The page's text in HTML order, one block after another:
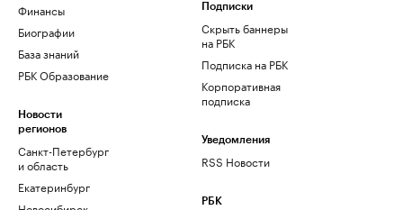
Финансы
Биографии
База знаний
РБК Образование
Новости
регионов
Санкт-Петербург
и область
Екатеринбург
Подписки
Скрыть баннеры
на РБК
Подписка на РБК
Корпоративная
подписка
Уведомления
RSS Новости
РБК